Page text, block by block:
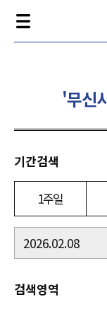
'무신
기간검색
1주일
검색영역